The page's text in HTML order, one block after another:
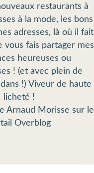
restaurants à
à la mode, les bons
adresses, là où il fait
vous fais partager mes
heureuses ou
! (et avec plein de
!) Viveur de haute
licheté !
Arnaud Morisse sur le
Overblog